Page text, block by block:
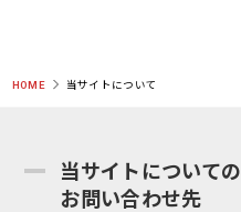
HOME 当サイトについて
当サイトについての
お問い合わせ先